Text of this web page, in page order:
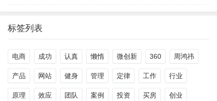
标签列表
电商 成功 认真 懒惰 微创新 360 周鸿祎
产品 网站 健身 管理 定律 工作 行业
原理 效应 团队 案例 投资 买房 创业